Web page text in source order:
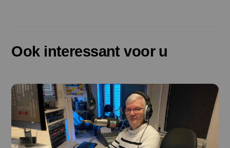
Ook interessant voor u